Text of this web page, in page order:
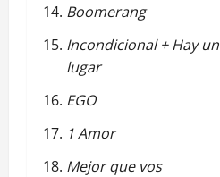
Boomerang
Incondicional + Hay un
lugar
EGO
1 Amor
Mejor que vos